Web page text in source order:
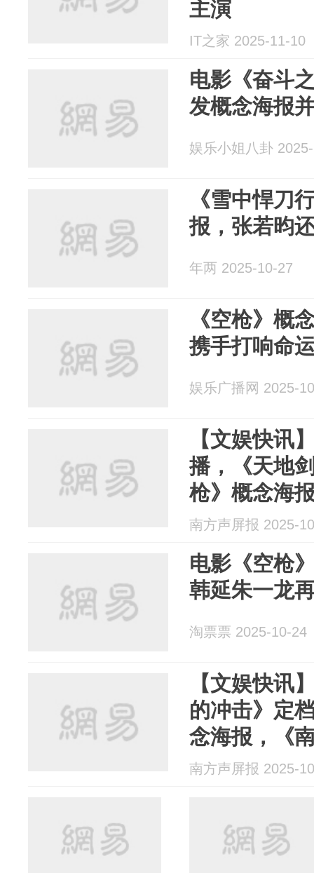
主演
IT之家 2025-11-10
电影《奋斗
发概念海报
娱乐小姐八卦
《雪中悍刀
报，张若昀
年两 2025-10-27
《空枪》概
携手打响命
娱乐广播网 2025-
【文娱快讯
播，《天地
枪》概念海
南方声屏报 2025-
电影《空枪
韩延朱一龙
淘票票 2025-10-24
【文娱快讯
的冲击》定
念海报，《
映
南方声屏报 2025-